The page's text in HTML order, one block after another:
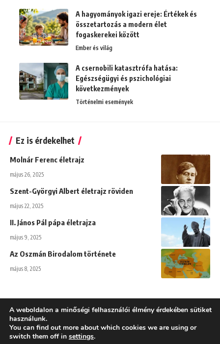
A hagyományok igazi ereje: Értékek és
összetartozás a modern élet
fogaskerekei között
Ember és világ
A csernobili katasztrófa hatása:
Egészségügyi és pszichológiai
következmények
Történelmi események
Ez is érdekelhet
Molnár Ferenc életrajz
május 26, 2025
Szent-Györgyi Albert életrajz röviden
május 22, 2025
II. János Pál pápa életrajza
május 9, 2025
Az Oszmán Birodalom története
május 8, 2025
Adatkezelési tájékoztató
A weboldalon a minőségi felhasználói élmény érdekében sütiket
használunk.
You can find out more about which cookies we are using or
switch them off in settings.